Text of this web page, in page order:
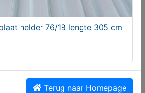
zwart voor 4 personen
helder 76/18 lengte 305 cm
Terug naar Homepage